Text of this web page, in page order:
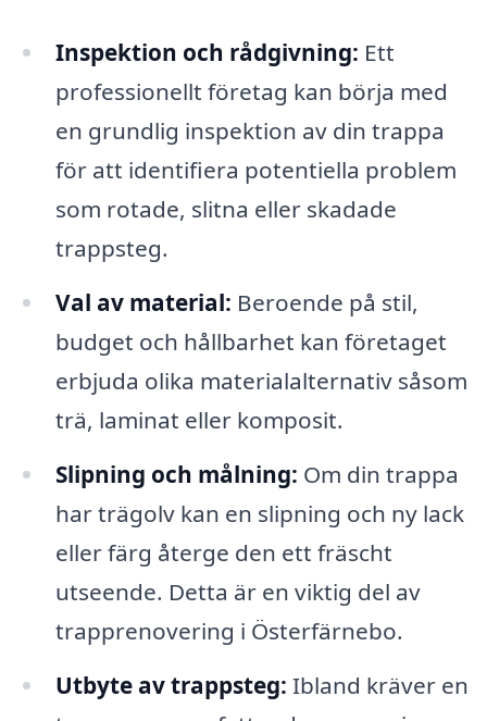
Inspektion och rådgivning: Ett
professionellt företag kan börja med
en grundlig inspektion av din trappa
för att identifiera potentiella problem
som rotade, slitna eller skadade
trappsteg.
Val av material: Beroende på stil,
budget och hållbarhet kan företaget
erbjuda olika materialalternativ såsom
trä, laminat eller komposit.
Slipning och målning: Om din trappa
har trägolv kan en slipning och ny lack
eller färg återge den ett fräscht
utseende. Detta är en viktig del av
trapprenovering i Österfärnebo.
Utbyte av trappsteg: Ibland kräver en